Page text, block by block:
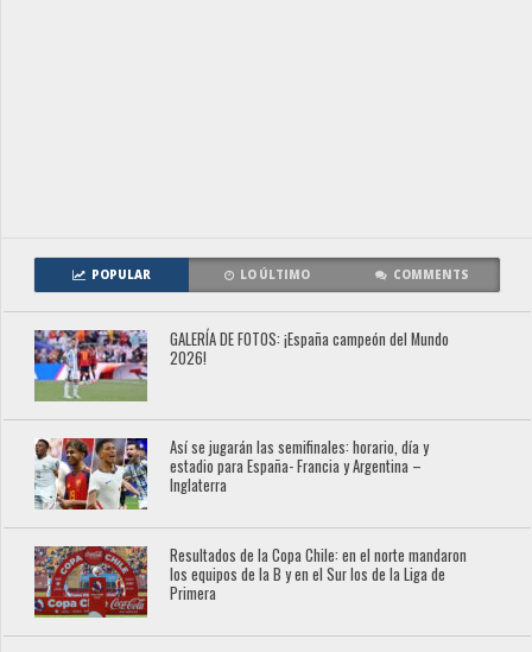
POPULAR LO ÚLTIMO COMMENTS
GALERÍA DE FOTOS: ¡España campeón del Mundo
2026!
Así se jugarán las semifinales: horario, día y
estadio para España- Francia y Argentina –
Inglaterra
Resultados de la Copa Chile: en el norte mandaron
los equipos de la B y en el Sur los de la Liga de
Primera